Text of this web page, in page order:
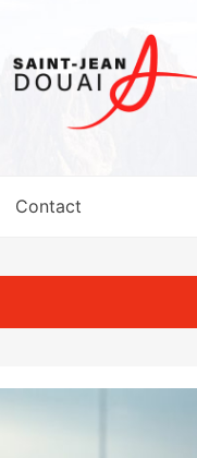
Contact